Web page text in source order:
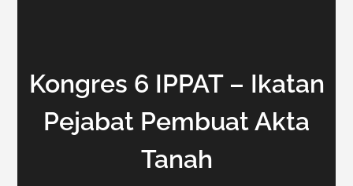
Kongres 6 IPPAT – Ikatan
Pejabat Pembuat Akta
Tanah